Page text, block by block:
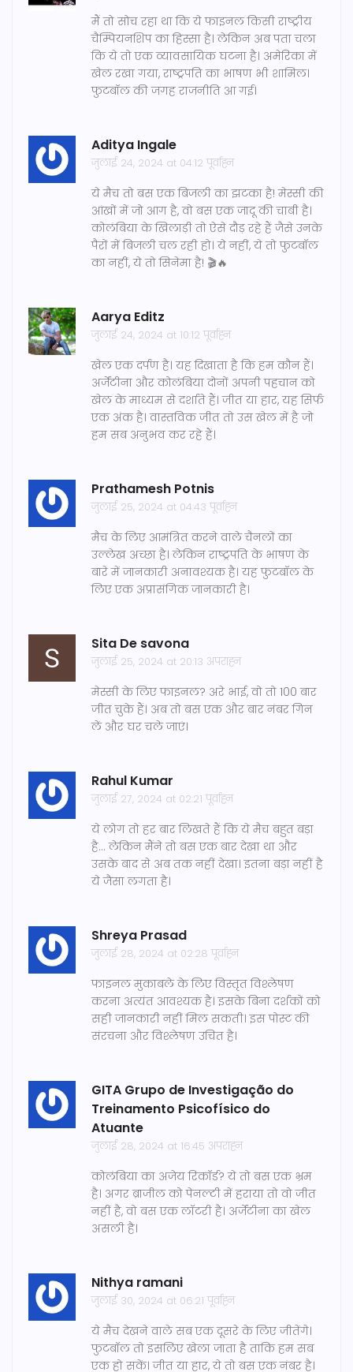
मैं तो सोच रहा था कि ये फाइनल किसी राष्ट्रीय
चैम्पियनशिप का हिस्सा है। लेकिन अब पता चला
कि ये तो एक व्यावसायिक घटना है। अमेरिका में
खेल रखा गया, राष्ट्रपति का भाषण भी शामिल।
फुटबॉल की जगह राजनीति आ गई।
Aditya Ingale
जुलाई 24, 2024 at 04:12 पूर्वाह्न
ये मैच तो बस एक बिजली का झटका है! मेस्सी की
आंखों में जो आग है, वो बस एक जादू की चाबी है।
कोलंबिया के खिलाड़ी तो ऐसे दौड़ रहे हैं जैसे उनके
पैरों में बिजली चल रही हो। ये नहीं, ये तो फुटबॉल
का नहीं, ये तो सिनेमा है! 🎬🔥
Aarya Editz
जुलाई 24, 2024 at 10:12 पूर्वाह्न
खेल एक दर्पण है। यह दिखाता है कि हम कौन हैं।
अर्जेंटीना और कोलंबिया दोनों अपनी पहचान को
खेल के माध्यम से दर्शाते हैं। जीत या हार, यह सिर्फ
एक अंक है। वास्तविक जीत तो उस खेल में है जो
हम सब अनुभव कर रहे हैं।
Prathamesh Potnis
जुलाई 25, 2024 at 04:43 पूर्वाह्न
मैच के लिए आमंत्रित करने वाले चैनलों का
उल्लेख अच्छा है। लेकिन राष्ट्रपति के भाषण के
बारे में जानकारी अनावश्यक है। यह फुटबॉल के
लिए एक अप्रासंगिक जानकारी है।
Sita De savona
जुलाई 25, 2024 at 20:13 अपराह्न
मेस्सी के लिए फाइनल? अरे भाई, वो तो 100 बार
जीत चुके हैं। अब तो बस एक और बार नंबर गिन
लें और घर चले जाएं।
Rahul Kumar
जुलाई 27, 2024 at 02:21 पूर्वाह्न
ये लोग तो हर बार लिखते हैं कि ये मैच बहुत बड़ा
है... लेकिन मैंने तो बस एक बार देखा था और
उसके बाद से अब तक नहीं देखा। इतना बड़ा नहीं है
ये जैसा लगता है।
Shreya Prasad
जुलाई 28, 2024 at 02:28 पूर्वाह्न
फाइनल मुकाबले के लिए विस्तृत विश्लेषण
करना अत्यंत आवश्यक है। इसके बिना दर्शकों को
सही जानकारी नहीं मिल सकती। इस पोस्ट की
संरचना और विश्लेषण उचित है।
GITA Grupo de Investigação do
Treinamento Psicofísico do
Atuante
जुलाई 28, 2024 at 16:45 अपराह्न
कोलंबिया का अजेय रिकॉर्ड? ये तो बस एक भ्रम
है। अगर ब्राजील को पेनल्टी में हराया तो वो जीत
नहीं है, वो बस एक लॉटरी है। अर्जेंटीना का खेल
असली है।
Nithya ramani
जुलाई 30, 2024 at 06:21 पूर्वाह्न
ये मैच देखने वाले सब एक दूसरे के लिए जीतेंगे।
फुटबॉल तो इसलिए खेला जाता है ताकि हम सब
एक हो सकें। जीत या हार, ये तो बस एक नंबर है।